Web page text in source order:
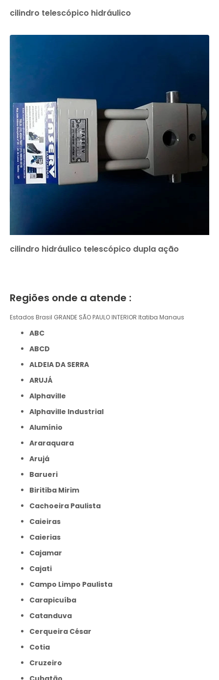
cilindro telescópico hidráulico
cilindro hidráulico telescópico dupla ação
Regiões onde a atende :
Estados Brasil GRANDE SÃO PAULO INTERIOR Itatiba Manaus
ABC
ABCD
ALDEIA DA SERRA
ARUJÁ
Alphaville
Alphaville Industrial
Alumínio
Araraquara
Arujá
Barueri
Biritiba Mirim
Cachoeira Paulista
Caieiras
Caierias
Cajamar
Cajati
Campo Limpo Paulista
Carapicuíba
Catanduva
Cerqueira César
Cotia
Cruzeiro